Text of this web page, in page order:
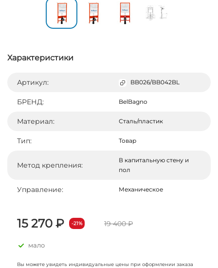
Характеристики
Артикул: BB026/BB042BL
БРЕНД: BelBagno
Материал: Сталь/пластик
Тип: Товар
Метод крепления:
В капитальную стену и
пол
Управление: Механическое
15 270 ₽ -21% 19 400 ₽
мало
Вы можете увидеть индивидуальные цены при оформлении заказа